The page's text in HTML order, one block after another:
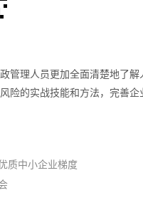
管理人员更加全面清楚地了解
险的实战技能和方法，完善企
质中小企业梯度